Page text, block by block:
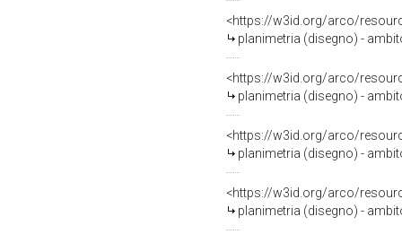
<https://w3id.org/arco/
planimetria (disegno) -
<https://w3id.org/arco/
planimetria (disegno) -
<https://w3id.org/arco/
planimetria (disegno) -
<https://w3id.org/arco/
planimetria (disegno) -